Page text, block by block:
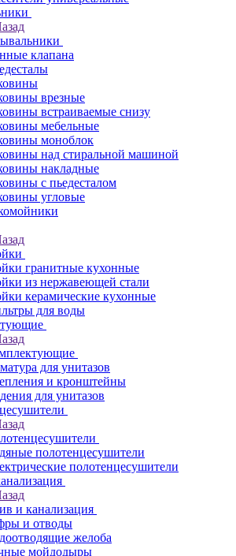
клапана
врезные
встраиваемые снизу
мебельные
моноблок
над стиральной машиной
накладные
с пьедесталом
угловые
гранитные кухонные
из нержавеющей стали
керамические кухонные
для воды
для унитазов
и кронштейны
для унитазов
полотенцесушители
полотенцесушители
и канализация
и отводы
желоба
мойдодыры